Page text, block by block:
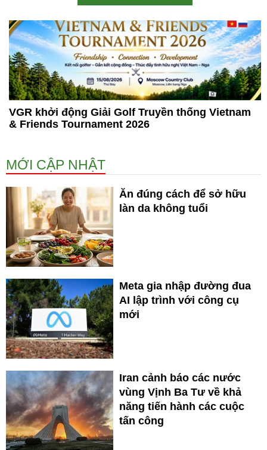
VGR khởi động Giải Golf Truyền thống Vietnam
& Friends Tournament 2026
MỚI CẬP NHẬT
Ăn đúng cách để sở hữu
làn da không tuổi
Meta gia nhập đường đua
AI lập trình với công cụ
mới
Iran cảnh báo các nước
vùng Vịnh Ba Tư về khả
năng tiến hành các cuộc
tấn công